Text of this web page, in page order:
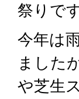
祭りです
今年は
ました
や芝生